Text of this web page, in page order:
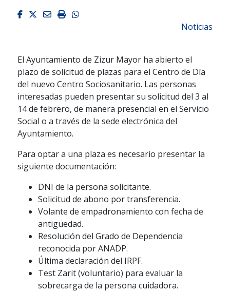
Facebook
Twitter
EmailImprimirWhatsapp
Noticias
El Ayuntamiento de Zizur Mayor ha abierto el
plazo de solicitud de plazas para el Centro de Día
del nuevo Centro Sociosanitario. Las personas
interesadas pueden presentar su solicitud del 3 al
14 de febrero, de manera presencial en el Servicio
Social o a través de la sede electrónica del
Ayuntamiento.
Para optar a una plaza es necesario presentar la
siguiente documentación:
DNI de la persona solicitante.
Solicitud de abono por transferencia.
Volante de empadronamiento con fecha de
antigüedad.
Resolución del Grado de Dependencia
reconocida por ANADP.
Última declaración del IRPF.
Test Zarit (voluntario) para evaluar la
sobrecarga de la persona cuidadora.